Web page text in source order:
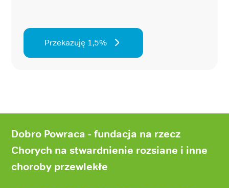
Przekazuję 1,5%
stronyDobro Powraca - fundacja na rzecz
Chorych na stwardnienie rozsiane i inne
choroby przewlekłe